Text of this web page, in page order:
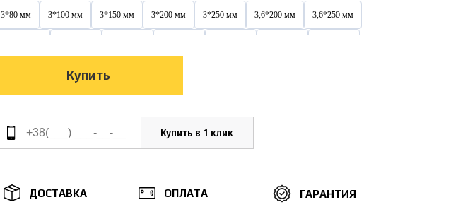
3*80 мм 3*100 мм 3*150 мм 3*200 мм 3*250 мм 3,6*200 мм 3,6*250 мм
4*350 мм 4*370 мм
5*350 мм 5*400 мм 5*500 мм
8*400 мм 8х400 мм
Купить
Купить в 1 клик
ДОСТАВКА ОПЛАТА ГАРАНТИЯ